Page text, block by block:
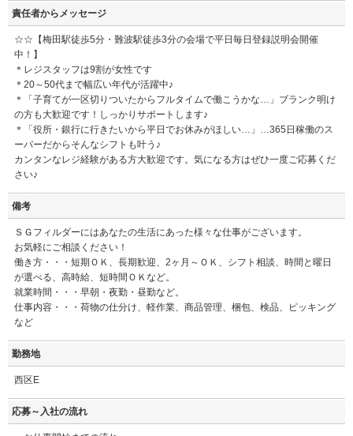
責任者からメッセージ
☆☆【梅田駅徒歩5分・難波駅徒歩3分の会場で平日毎日登録説明会開催
中！】
＊レジスタッフは9割が女性です
＊20～50代まで幅広い年代が活躍中♪
＊「子育てが一区切りついたからフルタイムで働こうかな…」ブランク明け
の方も大歓迎です！しっかりサポートします♪
＊「役所・銀行に行きたいから平日でお休みがほしい…」…365日稼働のス
ーパーだからそんなシフトも叶う♪
カンタンなレジ経験がある方大歓迎です。気になる方はぜひ一度ご応募くだ
さい♪
備考
ＳＧフィルダーにはあなたの生活にあった様々な仕事がございます。
お気軽にご相談ください！
働き方・・・短期ＯＫ、長期歓迎、2ヶ月～ＯＫ、シフト相談、時間と曜日
が選べる、高時給、短時間ＯＫなど。
就業時間・・・早朝・夜勤・昼勤など。
仕事内容・・・荷物の仕分け、軽作業、商品管理、梱包、検品、ピッキング
など
勤務地
西区E
応募～入社の流れ